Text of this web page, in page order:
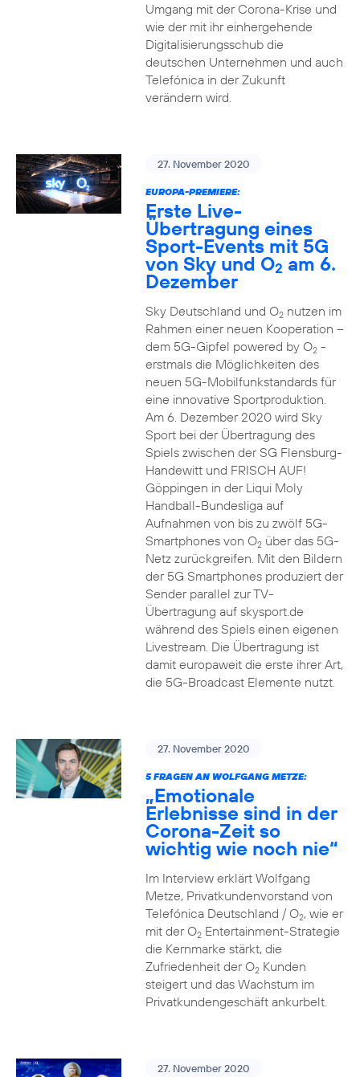
Umgang mit der Corona-Krise und
wie der mit ihr einhergehende
Digitalisierungsschub die
deutschen Unternehmen und auch
Telefónica in der Zukunft
verändern wird.
27. November 2020
EUROPA-PREMIERE:
Erste Live-
Übertragung eines
Sport-Events mit 5G
von Sky und O2 am 6.
Dezember
Sky Deutschland und O2nutzen im
Rahmen einer neuen Kooperation –
dem 5G-Gipfel powered by O2-
erstmals die Möglichkeiten des
neuen 5G-Mobilfunkstandards für
eine innovative Sportproduktion.
Am 6. Dezember 2020 wird Sky
Sport bei der Übertragung des
Spiels zwischen der SG Flensburg-
Handewitt und FRISCH AUF!
Göppingen in der Liqui Moly
Handball-Bundesliga auf
Aufnahmen von bis zu zwölf 5G-
Smartphones von O2über das 5G-
Netz zurückgreifen. Mit den Bildern
der 5G Smartphones produziert der
Sender parallel zur TV-
Übertragung auf skysport.de
während des Spiels einen eigenen
Livestream. Die Übertragung ist
damit europaweit die erste ihrer Art,
die 5G-Broadcast Elemente nutzt.
27. November 2020
5 FRAGEN AN WOLFGANG METZE:
„Emotionale
Erlebnisse sind in der
Corona-Zeit so
wichtig wie noch nie“
Im Interview erklärt Wolfgang
Metze, Privatkundenvorstand von
Telefónica Deutschland / O2, wie er
mit der O2Entertainment-Strategie
die Kernmarke stärkt, die
Zufriedenheit der O2Kunden
steigert und das Wachstum im
Privatkundengeschäft ankurbelt.
27. November 2020